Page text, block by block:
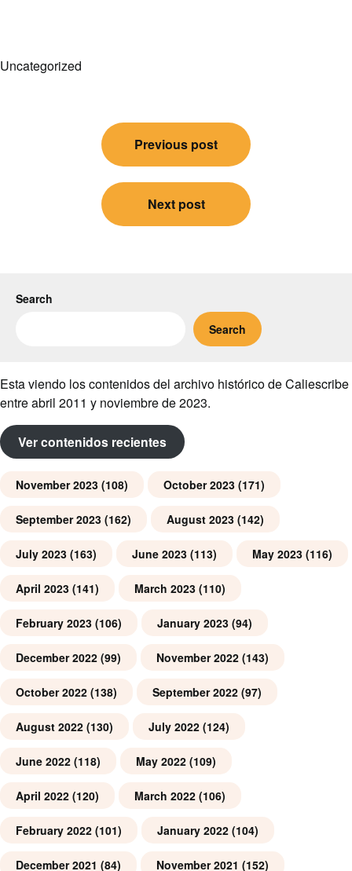
Uncategorized
Previous post
Next post
Search
Search
Esta viendo los contenidos del archivo histórico de Caliescribe
entre abril 2011 y noviembre de 2023.
Ver contenidos recientes
November 2023 (108) October 2023 (171)
September 2023 (162) August 2023 (142)
July 2023 (163) June 2023 (113) May 2023 (116)
April 2023 (141) March 2023 (110)
February 2023 (106) January 2023 (94)
December 2022 (99) November 2022 (143)
October 2022 (138) September 2022 (97)
August 2022 (130) July 2022 (124)
June 2022 (118) May 2022 (109)
April 2022 (120) March 2022 (106)
February 2022 (101) January 2022 (104)
December 2021 (84) November 2021 (152)